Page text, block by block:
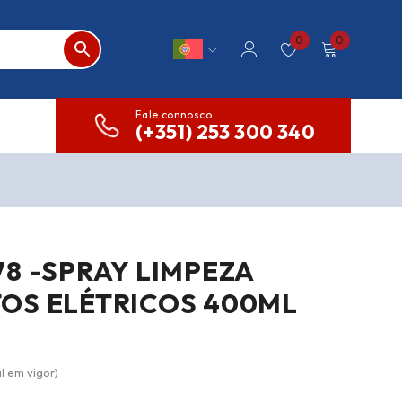
0 0
Fale connosco
(+351) 253 300 340
-SPRAY LIMPEZA
ELÉTRICOS 400ML
em vigor)